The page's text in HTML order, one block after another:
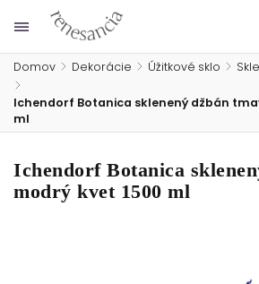
Domov / Dekorácie / Úžitkové sklo /
/
Ichendorf Botanica sklenený džbán
ml
Ichendorf Botanica
modrý kvet 1500 ml